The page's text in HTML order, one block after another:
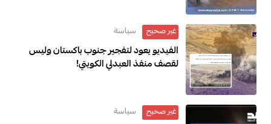
غير صحيح سياسة
الفيديو يعود لتفجير جنوب باكستان وليس
لقصف منفذ العبدلي الكويتي!
غير صحيح سياسة